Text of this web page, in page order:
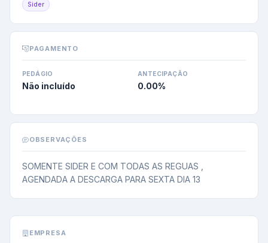
Sider
PAGAMENTO
PEDÁGIO
Não incluído
ANTECIPAÇÃO
0.00%
OBSERVAÇÕES
SOMENTE SIDER E COM TODAS AS REGUAS ,
AGENDADA A DESCARGA PARA SEXTA DIA 13
EMPRESA